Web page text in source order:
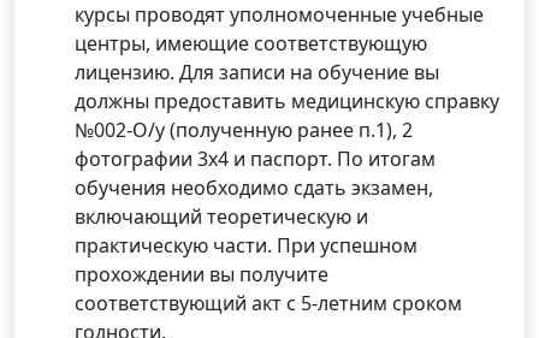
курсы проводят уполномоченные учебные
центры, имеющие соответствующую
лицензию. Для записи на обучение вы
должны предоставить медицинскую справку
№002-О/у (полученную ранее п.1), 2
фотографии 3х4 и паспорт. По итогам
обучения необходимо сдать экзамен,
включающий теоретическую и
практическую части. При успешном
прохождении вы получите
соответствующий акт с 5-летним сроком
годности.